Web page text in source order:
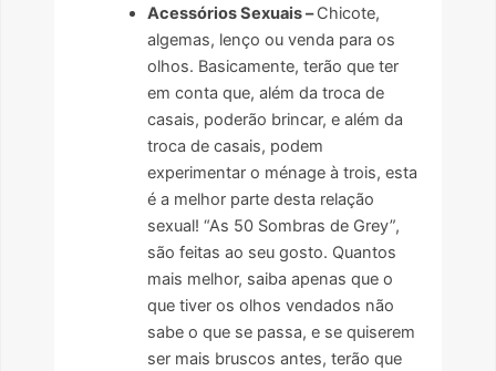
Acessórios Sexuais –Chicote,
algemas, lenço ou venda para os
olhos. Basicamente, terão que ter
em conta que, além da troca de
casais, poderão brincar, e além da
troca de casais, podem
experimentar o ménage à trois, esta
é a melhor parte desta relação
sexual! “As 50 Sombras de Grey”,
são feitas ao seu gosto. Quantos
mais melhor, saiba apenas que o
que tiver os olhos vendados não
sabe o que se passa, e se quiserem
ser mais bruscos antes, terão que